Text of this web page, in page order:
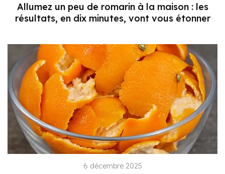
Allumez un peu de romarin à la maison : les
résultats, en dix minutes, vont vous étonner
6 décembre 2025